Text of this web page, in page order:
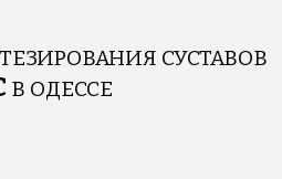
СУСТАВОВ
В ОДЕССЕ